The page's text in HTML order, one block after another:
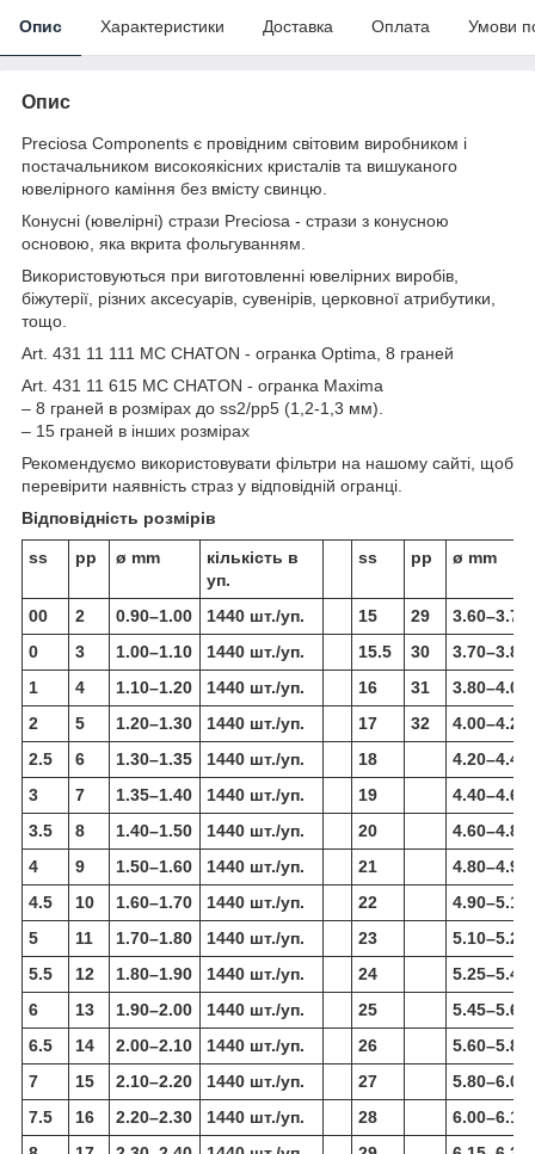
Опис Характеристики Доставка Оплата Умови
Опис
Preciosa Components є провідним світовим виробником і
постачальником високоякісних кристалів та вишуканого
ювелірного каміння без вмісту свинцю.
Конусні (ювелірні) стрази Preciosa - стрази з конусною
основою, яка вкрита фольгуванням.
Використовуються при виготовленні ювелірних виробів,
біжутерії, різних аксесуарів, сувенірів, церковної атрибутики,
тощо.
Art. 431 11 111 MC CHATON - огранка Optima, 8 граней
Art. 431 11 615 MC CHATON - огранка Maxima
– 8 граней в розмірах до ss2/pp5 (1,2-1,3 мм).
– 15 граней в інших розмірах
Рекомендуємо використовувати фільтри на нашому сайті, щоб
перевірити наявність страз у відповідній огранці.
Відповідність розмірів
ss pp ø mm
кількість в
уп.
ss pp ø mm
00 2 0.90–1.00 1440 шт./уп. 15 29
3.60–3.70
0
3 1.00–1.10 1440 шт./уп. 15.5 30
3.70–3.80
1
4 1.10–1.20 1440 шт./уп. 16 31
3.80–4.00
2
5 1.20–1.30 1440 шт./уп. 17 32
4.00–4.20
2.5
6 1.30–1.35 1440 шт./уп. 18
4.20–4.40
3
7 1.35–1.40 1440 шт./уп. 19
4.40–4.60
3.5
8 1.40–1.50 1440 шт./уп. 20
4.60–4.80
4
9 1.50–1.60 1440 шт./уп. 21
4.80–4.90
4.5
10 1.60–1.70 1440 шт./уп. 22
4.90–5.10
5
11 1.70–1.80 1440 шт./уп. 23
5.10–5.25
5.5
12 1.80–1.90 1440 шт./уп. 24
5.25–5.45
6
13 1.90–2.00 1440 шт./уп. 25
5.45–5.60
6.5
14 2.00–2.10 1440 шт./уп. 26
5.60–5.80
7
15 2.10–2.20 1440 шт./уп. 27
5.80–6.00
7.5
16 2.20–2.30 1440 шт./уп. 28
6.00–6.15